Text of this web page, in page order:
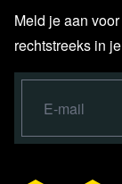
Meld je aan
rechtstreeks in